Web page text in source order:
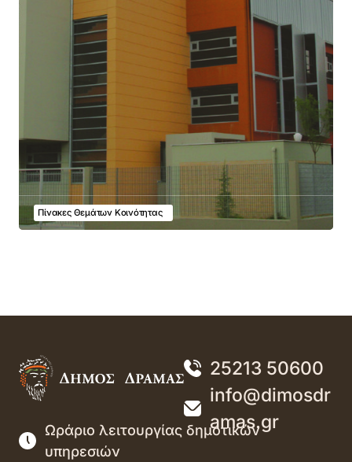
Πίνακες Θεμάτων Κοινότητας
25213 50600
info@dimosdr
amas.gr
Ωράριο λειτουργίας δημοτικών
υπηρεσιών